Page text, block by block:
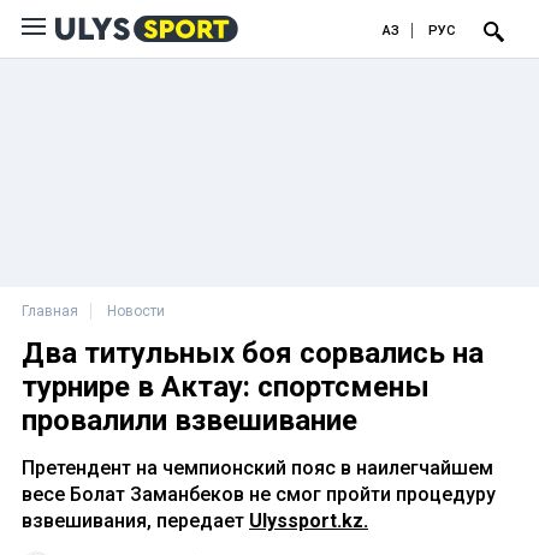
ҚАЗ РУС
Главная Новости
Два титульных боя сорвались на
турнире в Актау: спортсмены
провалили взвешивание
Претендент на чемпионский пояс в наилегчайшем
весе Болат Заманбеков не смог пройти процедуру
взвешивания, передает Ulyssport.kz.